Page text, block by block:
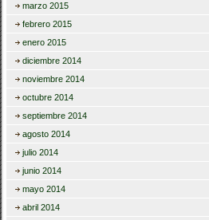
marzo 2015
febrero 2015
enero 2015
diciembre 2014
noviembre 2014
octubre 2014
septiembre 2014
agosto 2014
julio 2014
junio 2014
mayo 2014
abril 2014